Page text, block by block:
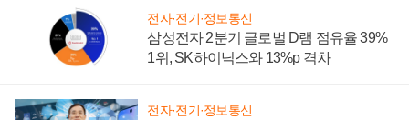
전자·전기·정보통신
삼성전자 2분기 글로벌 D램 점유율 39%
1위, SK하이닉스와 13%p 격차
전자·전기·정보통신